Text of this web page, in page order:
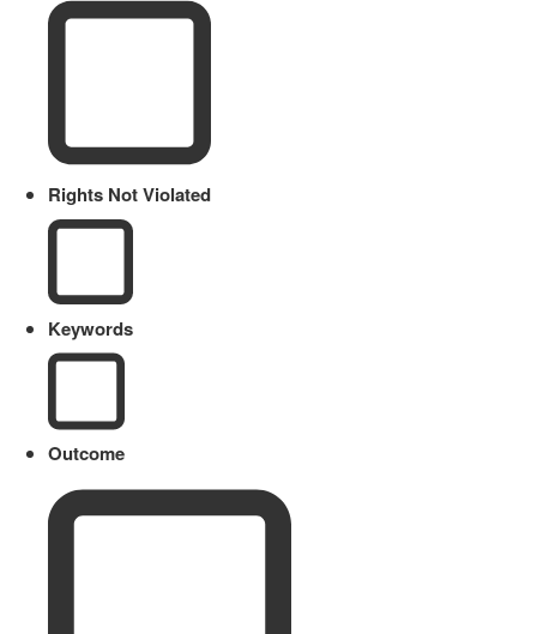
Rights Not Violated
Keywords
Outcome